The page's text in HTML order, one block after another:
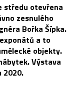
středu otevřena
zesnulého
Bořka Šípka.
a to
objekty.
Výstava
2020.